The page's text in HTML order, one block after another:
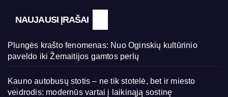
NAUJAUSI ĮRAŠAI
Plungės krašto fenomenas: Nuo Oginskių kultūrinio
paveldo iki Žemaitijos gamtos perlų
Kauno autobusų stotis – ne tik stotelė, bet ir miesto
veidrodis: modernūs vartai į laikinąją sostinę